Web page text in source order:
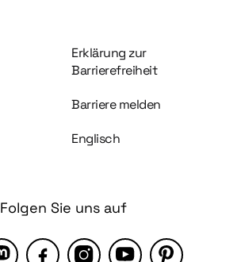
Information und Service
Erklärung zur
Barrierefreiheit
Barriere melden
Englisch
Folgen Sie uns auf